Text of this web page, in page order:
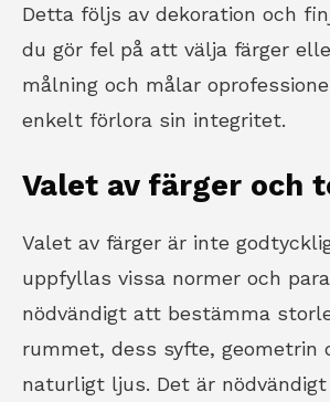
Detta följs av dekoration och
du gör fel på att välja färger
målning och målar
enkelt förlora sin integritet.
Valet av färger och
Valet av färger är inte
uppfyllas vissa normer och
nödvändigt att bestämma
rummet, dess syfte, geometrin
naturligt ljus. Det är